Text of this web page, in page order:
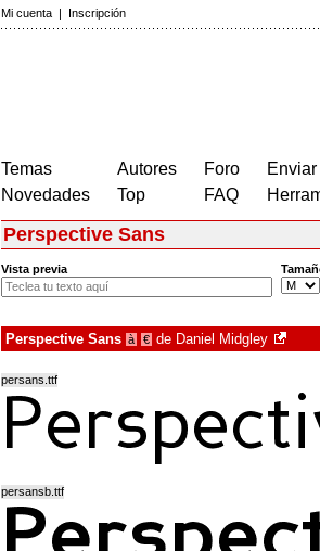
Mi cuenta | Inscripción
Temas
Novedades
Autores
Top
Foro
FAQ
Perspective Sans
Vista previa
Perspective Sans à € de Daniel Midgley
persans.ttf
persansb.ttf